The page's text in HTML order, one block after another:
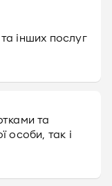
інших послуг
та
особи, так і